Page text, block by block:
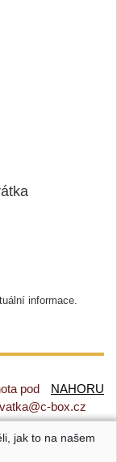
informace.
NAHORU
pod
box.cz
cookies
jak to na našem